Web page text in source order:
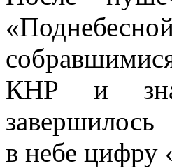
КНР и
в небе цифру